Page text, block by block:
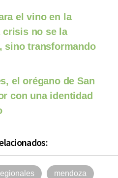
el vino en la
crisis no se la
sino transformando
el orégano de San
con una identidad
mendoza